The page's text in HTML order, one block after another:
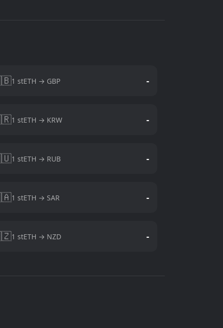
1 stETH → GBP -
1 stETH → KRW -
1 stETH → RUB -
1 stETH → SAR -
1 stETH → NZD -